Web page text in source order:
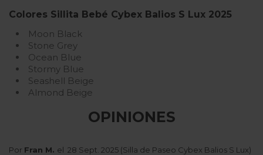
Colores Sillita Bebé Cybex Balios S Lux 2025
Moon Black
Stone Grey
Ocean Blue
Stormy Blue
Seashell Beige
Almond Beige
OPINIONES
Por Fran M. el 28 Sept. 2025 (Silla de Paseo Cybex Balios S Lux)